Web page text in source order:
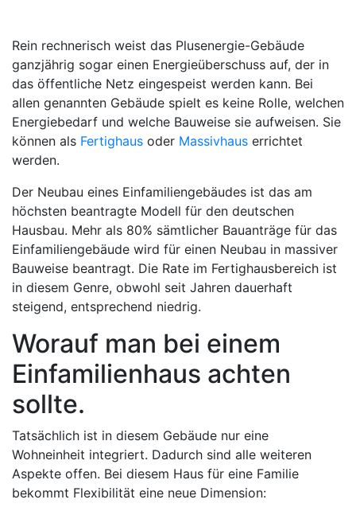
Rein rechnerisch weist das Plusenergie-Gebäude
ganzjährig sogar einen Energieüberschuss auf, der in
das öffentliche Netz eingespeist werden kann. Bei
allen genannten Gebäude spielt es keine Rolle, welchen
Energiebedarf und welche Bauweise sie aufweisen. Sie
können als Fertighaus oder Massivhaus errichtet
werden.
Der Neubau eines Einfamiliengebäudes ist das am
höchsten beantragte Modell für den deutschen
Hausbau. Mehr als 80% sämtlicher Bauanträge für das
Einfamiliengebäude wird für einen Neubau in massiver
Bauweise beantragt. Die Rate im Fertighausbereich ist
in diesem Genre, obwohl seit Jahren dauerhaft
steigend, entsprechend niedrig.
Worauf man bei einem
Einfamilienhaus achten
sollte.
Tatsächlich ist in diesem Gebäude nur eine
Wohneinheit integriert. Dadurch sind alle weiteren
Aspekte offen. Bei diesem Haus für eine Familie
bekommt Flexibilität eine neue Dimension: